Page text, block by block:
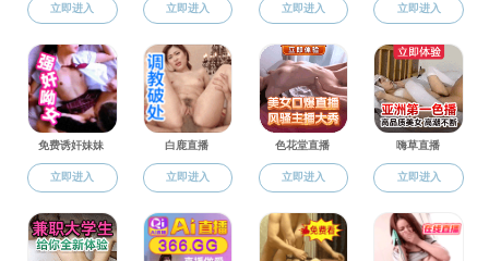
[中国台湾]李玮皓
友情链接：